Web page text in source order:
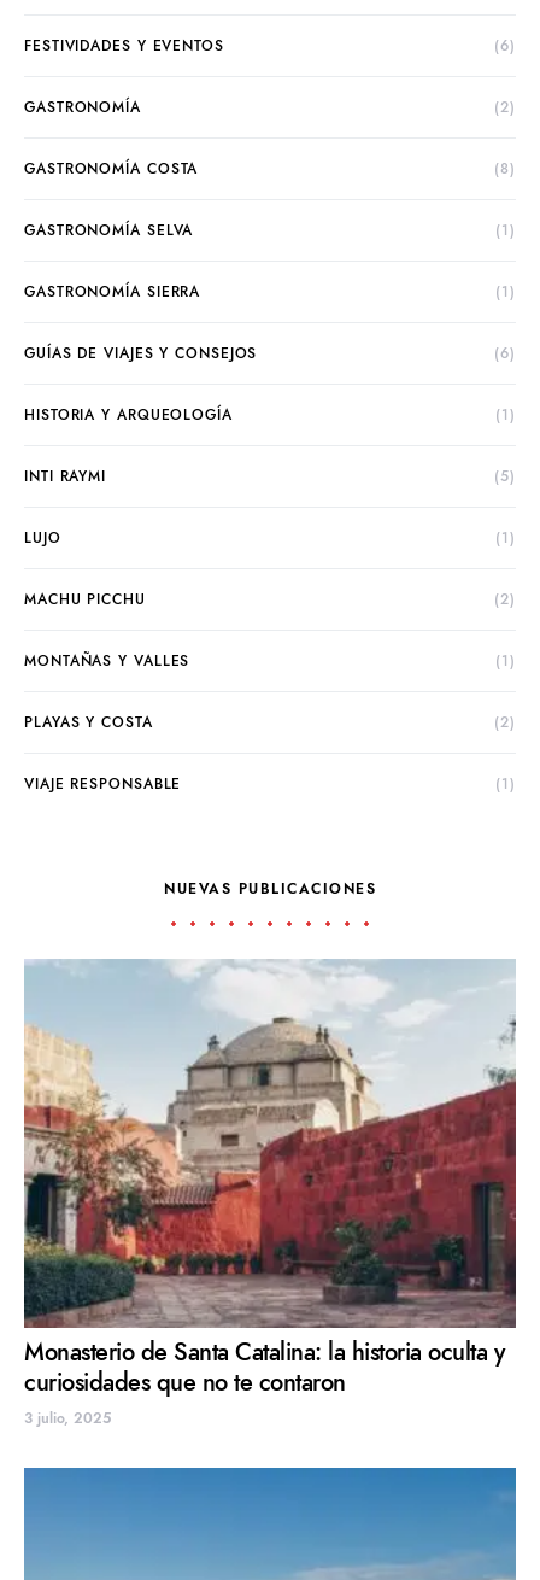
FESTIVIDADES Y EVENTOS (6)
GASTRONOMÍA (2)
GASTRONOMÍA COSTA (8)
GASTRONOMÍA SELVA (1)
GASTRONOMÍA SIERRA (1)
GUÍAS DE VIAJES Y CONSEJOS (6)
HISTORIA Y ARQUEOLOGÍA (1)
INTI RAYMI (5)
LUJO (1)
MACHU PICCHU (2)
MONTAÑAS Y VALLES (1)
PLAYAS Y COSTA (2)
VIAJE RESPONSABLE (1)
NUEVAS PUBLICACIONES
Monasterio de Santa Catalina: la historia oculta y
curiosidades que no te contaron
3 julio, 2025